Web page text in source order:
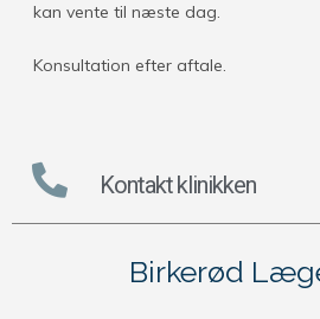
kan vente til næste dag.
Konsultation efter aftale.
Kontakt klinikken
Birkerød